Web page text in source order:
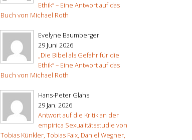
Ethik“ – Eine Antwort auf das
Buch von Michael Roth
Evelyne Baumberger
29 Juni 2026
„Die Bibel als Gefahr für die
Ethik“ – Eine Antwort auf das
Buch von Michael Roth
Hans-Peter Glahs
29 Jan. 2026
Antwort auf die Kritik an der
empirica Sexualitätsstudie von
Tobias Künkler, Tobias Faix, Daniel Wegner,